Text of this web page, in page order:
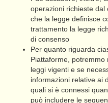
operazioni richieste dal
che la legge definisce
trattamento la legge
di consenso
Per quanto riguarda
Piattaforme,
leggi vigenti e se
informazioni relative ai
quali si è connessi
può includere le